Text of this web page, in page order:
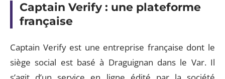
Captain Verify : une plateforme
française
Captain Verify est une entreprise française dont le
siège social est basé à Draguignan dans le Var. Il